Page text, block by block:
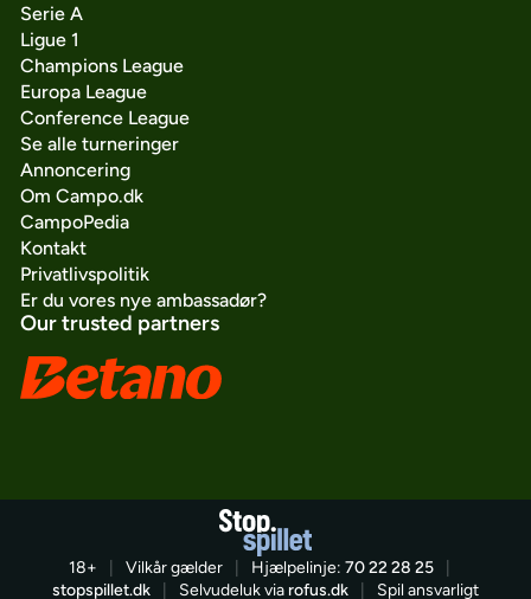
Serie A
Ligue 1
Champions League
Europa League
Conference League
Se alle turneringer
Annoncering
Om Campo.dk
CampoPedia
Kontakt
Privatlivspolitik
Er du vores nye ambassadør?
Our trusted partners
18+ Vilkår gælder Hjælpelinje: 70 22 28 25
stopspillet.dk
Selvudeluk via rofus.dk Spil ansvarligt